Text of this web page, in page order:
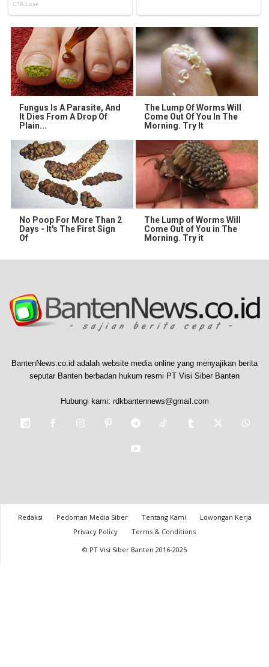
Fungus Is A Parasite, And
It Dies From A Drop Of
Plain...
The Lump Of Worms Will
Come Out Of You In The
Morning. Try It
No Poop For More Than 2
Days - It's The First Sign
Of
The Lump of Worms Will
Come Out of You in The
Morning. Try it
BantenNews.co.id adalah website media online yang menyajikan berita
seputar Banten berbadan hukum resmi PT Visi Siber Banten
Hubungi kami: rdkbantennews@gmail.com
Redaksi Pedoman Media Siber Tentang Kami
Lowongan Kerja
Privacy Policy
Terms & Conditions
© PT Visi Siber Banten 2016-2025